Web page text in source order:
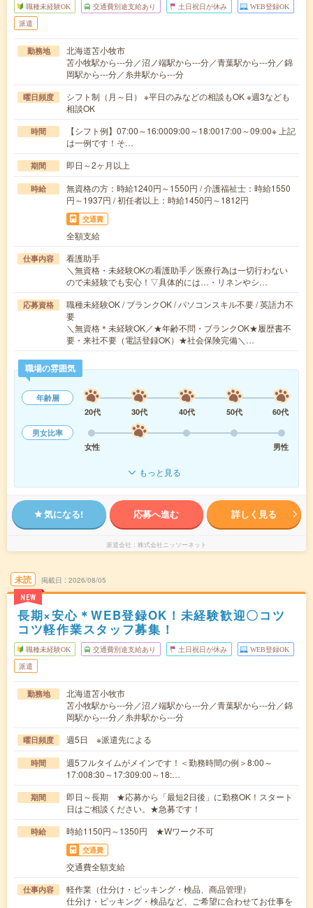
職種未経験OK 交通費別途支給あり 土日祝日が休み WEB登録OK
派遣
勤務地
北海道苫小牧市
苫小牧駅から---分／沼ノ端駅から---分／青葉駅から---分／錦
岡駅から---分／糸井駅から---分
曜日頻度
シフト制（月～日） ※平日のみなどの相談もOK ※週3なども
相談OK
時間
【シフト例】07:00～16:0009:00～18:0017:00～09:00※ 上記
は一例です！そ…
期間 即日～2ヶ月以上
時給
無資格の方：時給1240円～1550円 / 介護福祉士：時給1550
円～1937円 / 初任者以上：時給1450円～1812円
交通費
全額支給
仕事内容
看護助手
＼無資格・未経験OKの看護助手／医療行為は一切行わない
ので未経験でも安心！▽具体的には…・リネンやシ…
応募資格
職種未経験OK / ブランクOK / パソコンスキル不要 / 英語力不
要
＼無資格＊未経験OK／★年齢不問・ブランクOK★履歴書不
要・来社不要（電話登録OK）★社会保険完備＼…
職場の雰囲気
年齢層
20代
30代 40代 50代
60代
男女比率
女性
男性
もっと見る
気になる! 応募へ進む 詳しく見る
派遣会社 株式会社ニッソーネット
未読
NEW
掲載日 2026/08/05
長期×安心＊WEB登録OK！未経験歓迎〇コツ
コツ軽作業スタッフ募集！
職種未経験OK 交通費別途支給あり 土日祝日が休み WEB登録OK
派遣
勤務地
北海道苫小牧市
苫小牧駅から---分／沼ノ端駅から---分／青葉駅から---分／錦
岡駅から---分／糸井駅から---分
曜日頻度 週5日 ※派遣先による
時間
週5フルタイムがメインです！＜勤務時間の例＞8:00～
17:008:30～17:309:00～18:…
期間
即日～長期 ★応募から「最短2日後」に勤務OK！スタート
日はご相談ください。★急募です！
時給 時給1150円～1350円 ★Wワーク不可
交通費
交通費全額支給
仕事内容
軽作業（仕分け・ピッキング・検品、商品管理）
仕分け・ピッキング・検品など、ご希望に合わせてお仕事を